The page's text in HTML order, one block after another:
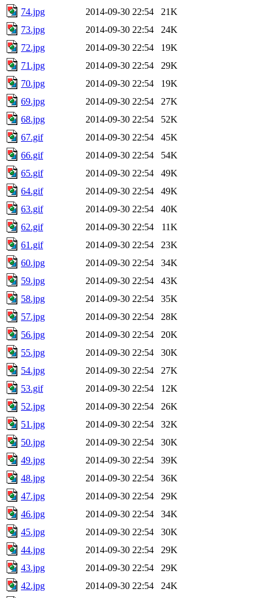
74.jpg
2014-09-30 22:54
21K
73.jpg
2014-09-30 22:54
24K
72.jpg
2014-09-30 22:54
19K
71.jpg
2014-09-30 22:54
29K
70.jpg
2014-09-30 22:54
19K
69.jpg
2014-09-30 22:54
27K
68.jpg
2014-09-30 22:54
52K
67.gif
2014-09-30 22:54
45K
66.gif
2014-09-30 22:54
54K
65.gif
2014-09-30 22:54
49K
64.gif
2014-09-30 22:54
49K
63.gif
2014-09-30 22:54
40K
62.gif
2014-09-30 22:54
11K
61.gif
2014-09-30 22:54
23K
60.jpg
2014-09-30 22:54
34K
59.jpg
2014-09-30 22:54
43K
58.jpg
2014-09-30 22:54
35K
57.jpg
2014-09-30 22:54
28K
56.jpg
2014-09-30 22:54
20K
55.jpg
2014-09-30 22:54
30K
54.jpg
2014-09-30 22:54
27K
53.gif
2014-09-30 22:54
12K
52.jpg
2014-09-30 22:54
26K
51.jpg
2014-09-30 22:54
32K
50.jpg
2014-09-30 22:54
30K
49.jpg
2014-09-30 22:54
39K
48.jpg
2014-09-30 22:54
36K
47.jpg
2014-09-30 22:54
29K
46.jpg
2014-09-30 22:54
34K
45.jpg
2014-09-30 22:54
30K
44.jpg
2014-09-30 22:54
29K
43.jpg
2014-09-30 22:54
29K
42.jpg
2014-09-30 22:54 24K